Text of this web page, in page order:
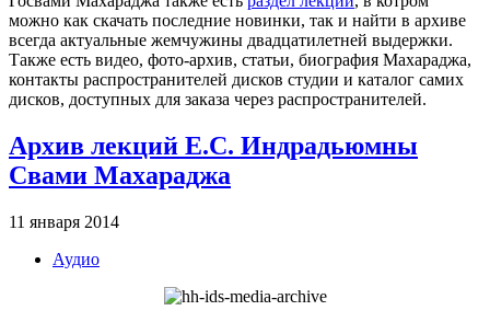
можно как скачать последние новинки, так и найти в архиве
всегда актуальные жемчужины двадцатилетней выдержки.
Также есть видео, фото-архив, статьи, биография Махараджа,
контакты распространителей дисков студии и каталог самих
дисков, доступных для заказа через распространителей.
Архив лекций Е.С. Индрадьюмны
Свами Махараджа
11 января 2014
Аудио